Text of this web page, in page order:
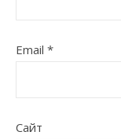
Email *
Сайт